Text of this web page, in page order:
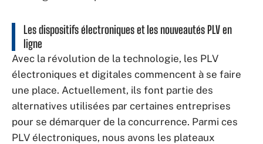
Les dispositifs électroniques et les nouveautés PLV en
ligne
Avec la révolution de la technologie, les PLV
électroniques et digitales commencent à se faire
une place. Actuellement, ils font partie des
alternatives utilisées par certaines entreprises
pour se démarquer de la concurrence. Parmi ces
PLV électroniques, nous avons les plateaux